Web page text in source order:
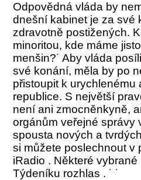
Odpovědná vláda by
dnešní kabinet je za své
zdravotně postižených.
minoritou, kde máme
menšin?˙ Aby vláda
své konání, měla by po
přistoupit k
republice. S největší
není ani zmocněnkyně,
orgánům veřejné správy
spousta nových a
si můžete poslechnout v
iRadio . Některé
Týdeníku rozhlas . ˙ ˙